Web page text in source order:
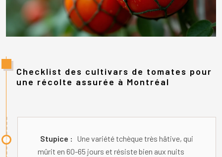
Checklist des cultivars de tomates pour
une récolte assurée à Montréal
Stupice : Une variété tchèque très hâtive, qui
mûrit en 60-65 jours et résiste bien aux nuits